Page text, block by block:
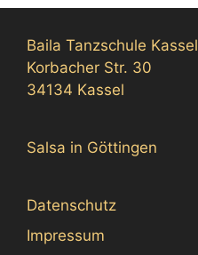
Baila Tanzschule Kassel
Korbacher Str. 30
34134 Kassel
Salsa in Göttingen
Datenschutz
Impressum